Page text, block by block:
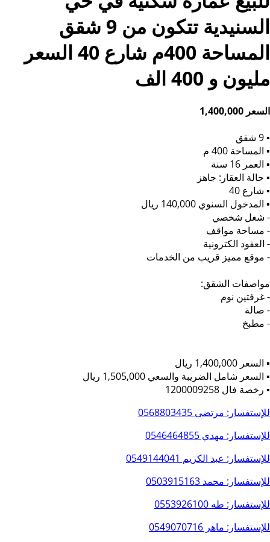
السنيدية تتكون من 9 شقق
المساحة 400م شارع 40 السعر
مليون و 400 الف
السعر 1,400,000
▪︎ 9 شقق
▪︎ المساحة 400 م
▪︎ العمر 16 سنة
▪︎ حالة العقار: جاهز
▪︎ شارع 40
▪︎ المدخول السنوي 140,000 ريال
- شغل شخصي
- مساحة مواقف
- العقود الكترونية
- موقع مميز قريب من الخدمات
مواصفات الشقق:
- غرفتين نوم
- صالة
- مطبخ
▪︎ السعر 1,400,000 ريال
▪︎ السعر شامل الضريبة والسعي 1,505,000 ريال
▪︎ رخصة فال 1200009258
للإستفسار: مرتضى 0568803435
للإستفسار: مهدي 0546464855
للإستفسار: عبد الكريم 0549144041
للإستفسار: محمد 0503915163
للإستفسار: طه 0553926100
للإستفسار: ماهر 0549070716